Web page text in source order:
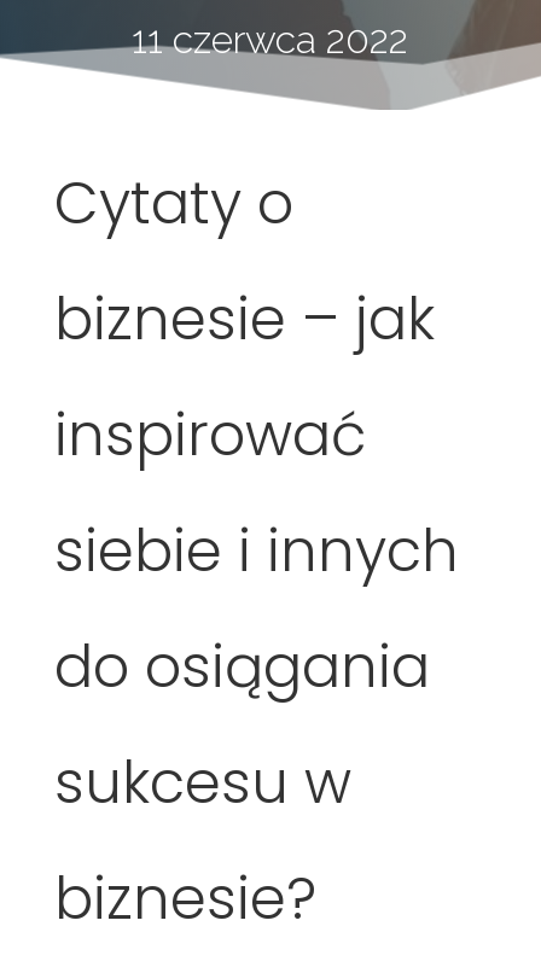
11 czerwca 2022
Cytaty o
biznesie – jak
inspirować
siebie i innych
do osiągania
sukcesu w
biznesie?